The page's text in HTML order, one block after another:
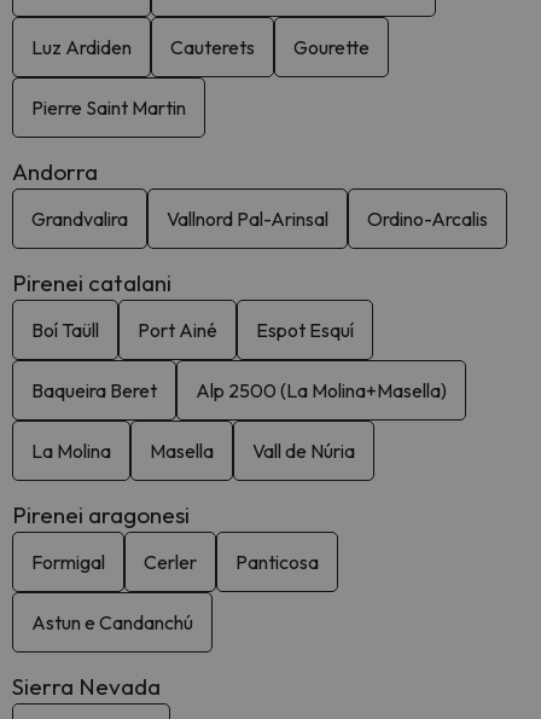
Luz Ardiden Cauterets Gourette
Pierre Saint Martin
Andorra
Grandvalira Vallnord Pal-Arinsal Ordino-Arcalis
Pirenei catalani
Boí Taüll Port Ainé Espot Esquí
Baqueira Beret Alp 2500 (La Molina+Masella)
La Molina Masella Vall de Núria
Pirenei aragonesi
Formigal Cerler Panticosa
Astun e Candanchú
Sierra Nevada